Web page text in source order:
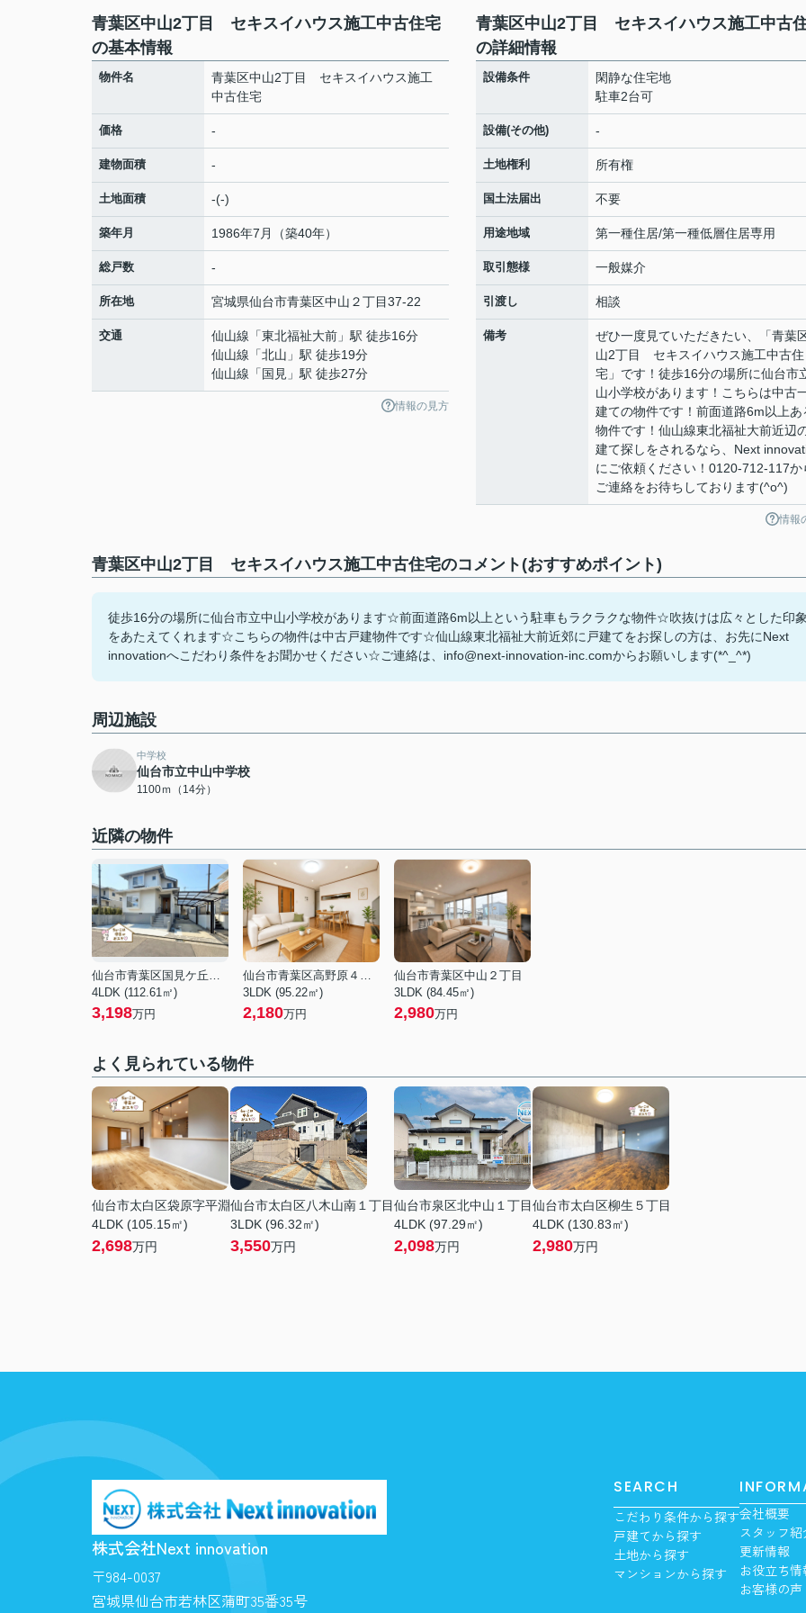
青葉区中山2丁目 セキスイハウス施工中古住宅
の基本情報
物件名
青葉区中山2丁目 セキスイハウス施工
中古住宅
価格 -
建物面積 -
土地面積 -(-)
築年月 1986年7月（築40年）
総戸数 -
所在地 宮城県仙台市青葉区中山 ２丁目37-22
交通 仙山線 「東北福祉大前 」駅 徒歩16分
仙山線 「北山 」駅 徒歩19分
仙山線 「 国見 」駅 徒歩27分
情報の見方
青葉区中山2丁目 セキスイハウス施工中古
の詳細情報
設備条件
閑静な住宅地
駐車2台可
設備(その他) -
土地権利 所有権
国土法届出 不要
用途地域 第一種住居/第一種低層住居専用
取引態様 一般媒介
引渡し 相談
備考
ぜひ一度見ていただきたい、「青葉
山2丁目 セキスイハウス施工中古住
宅」です！徒歩16分の場所に仙台市
山小学校があります！こちらは中古
建ての物件です！前面道路6m以上あ
物件です！仙山線東北福祉大前近辺
建て探しをされるなら、Next
にご依頼ください！0120-712-117か
ご連絡をお待ちしております(^o^)
情報
青葉区中山2丁目 セキスイハウス施工中古住宅のコメント(おすすめポイント)
徒歩16分の場所に仙台市立中山小学校があります☆前面道路6m以上という駐車もラクラクな物件☆吹抜けは広々とした印象
をあたえてくれます☆こちらの物件は中古戸建物件です☆仙山線東北福祉大前近郊に戸建てをお探しの方は、お先にNext
innovationへこだわり条件をお聞かせください☆ご連絡は、info@next-innovation-inc.comからお願いします(*^_^*)
周辺施設
中学校
仙台市立中山中学校
1100ｍ（14分）
近隣の物件
仙台市青葉区国見ケ丘１丁目
4LDK (112.61㎡)
3,198万円
仙台市青葉区高野原４丁目
3LDK (95.22㎡)
2,180万円
仙台市青葉区中山２丁目
3LDK (84.45㎡)
2,980万円
よく見られている物件
仙台市太白区袋原字平淵
4LDK (105.15㎡)
2,698万円
仙台市太白区八木山南１丁目
3LDK (96.32㎡)
3,550万円
仙台市泉区北中山１丁目
4LDK (97.29㎡)
2,098万円
仙台市太白区柳生５丁目
4LDK (130.83㎡)
2,980万円
株式会社Next innovation
〒984-0037
宮城県仙台市若林区蒲町35番35号
SEARCH
こだわり条件から探す
戸建てから探す
土地から探す
マンションから探す
会社概要
スタッフ紹
更新情報
お役立ち情
お客様の声